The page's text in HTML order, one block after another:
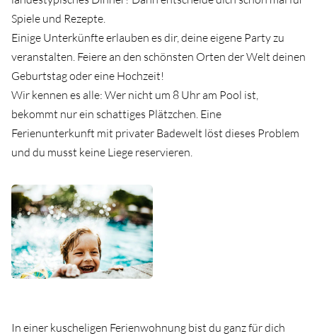
Spiele und Rezepte. ⁠
Einige Unterkünfte erlauben es dir, deine eigene Party zu
veranstalten. Feiere an den schönsten Orten der Welt deinen
Geburtstag oder eine Hochzeit!
Wir kennen es alle: Wer nicht um 8 Uhr am Pool ist,
bekommt nur ein schattiges Plätzchen. Eine
Ferienunterkunft mit privater Badewelt löst dieses Problem
und du musst keine Liege reservieren.⁠
In einer kuscheligen Ferienwohnung bist du ganz für dich